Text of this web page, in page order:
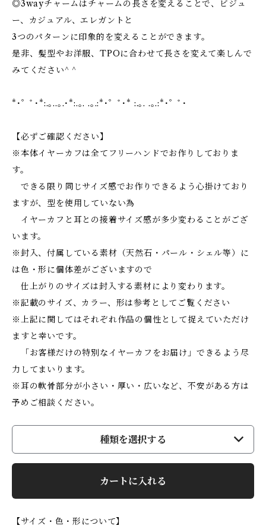
◎3wayチャームはチャームの長さを変えることで、ビジュ
ー、カジュアル、エレガントと
3つのパターンに印象的を変えることができます。
是非、髪型やお洋服、TPOに合わせて長さを変えて楽しんで
みてください^ ^
*･゜ﾟ･*:.｡..｡.･*:.｡. .｡.:*･゜ﾟ･* :.｡. .｡.:*･゜ﾟ･
【必ずご確認ください】
※本体イヤーカフは全てフリーハンドでお作りしておりま
す。
できる限り同じサイズ感でお作りできるよう心掛けており
ますが、型を使用していない為
イヤーカフと耳との接着サイズ感が多少変わることがござ
います。
※封入、付属している素材（天然石・パール・シェル等）に
は色・形に個体差がございますので
仕上がりのサイズは封入する素材により変わります。
※記載のサイズ、カラー、形は参考としてご覧ください
※上記に関してはそれぞれ作品の個性として捉えていただけ
ますと幸いです。
「お客様だけの特別なイヤーカフをお届け」できるよう尽
力してまいります。
※耳の軟骨部分が小さい・厚い・広いなど、不安がある方は
予めご相談ください。
種類を選択する
カートに入れる
【サイズ・色・形について】